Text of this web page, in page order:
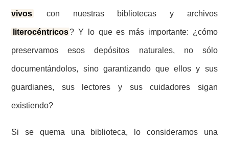
vivos con nuestras bibliotecas y archivos
literocéntricos? Y lo que es más importante: ¿cómo
preservamos esos depósitos naturales, no sólo
documentándolos, sino garantizando que ellos y sus
guardianes, sus lectores y sus cuidadores sigan
existiendo?
Si se quema una biblioteca, lo consideramos una